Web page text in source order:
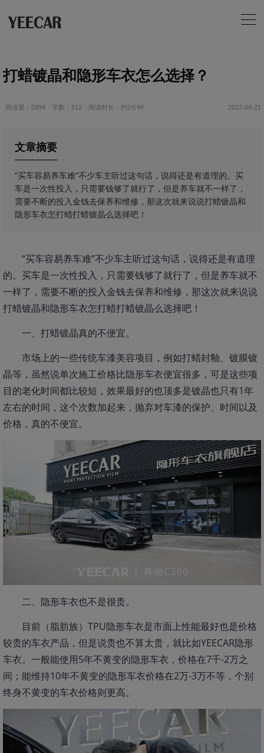
打蜡镀晶和隐形车衣怎么选择？
阅读量：5894 字数：512 阅读时长：约2分钟 2022-04-21
文章摘要
​“买车容易养车难”不少车主听过这句话，说得还是有道理的。买
车是一次性投入，只需要钱够了就行了，但是养车就不一样了，
需要不断的投入金钱去保养和维修，那这次就来说说打蜡镀晶和
隐形车衣怎打蜡打蜡镀晶么选择吧！
“买车容易养车难”不少车主听过这句话，说得还是有道理
的。买车是一次性投入，只需要钱够了就行了，但是养车就不
一样了，需要不断的投入金钱去保养和维修，那这次就来说说
打蜡镀晶和隐形车衣怎打蜡打蜡镀晶么选择吧！
一、打蜡镀晶真的不便宜。
市场上的一些传统车漆美容项目，例如打蜡封釉、镀膜镀
晶等，虽然说单次施工价格比隐形车衣便宜很多，可是这些项
目的老化时间都比较短，效果最好的也顶多是镀晶也只有1年
左右的时间，这个次数加起来，抛弃对车漆的保护、时间以及
价格，真的不便宜。
二、隐形车衣也不是很贵。
目前（脂肪族）TPU隐形车衣是市面上性能最好也是价格
较贵的车衣产品，但是说贵也不算太贵，就比如YEECAR隐形
车衣。一般能使用5年不黄变的隐形车衣，价格在7千-2万之
间；能维持10年不黄变的隐形车衣价格在2万-3万不等，个别
终身不黄变的车衣价格则更高。